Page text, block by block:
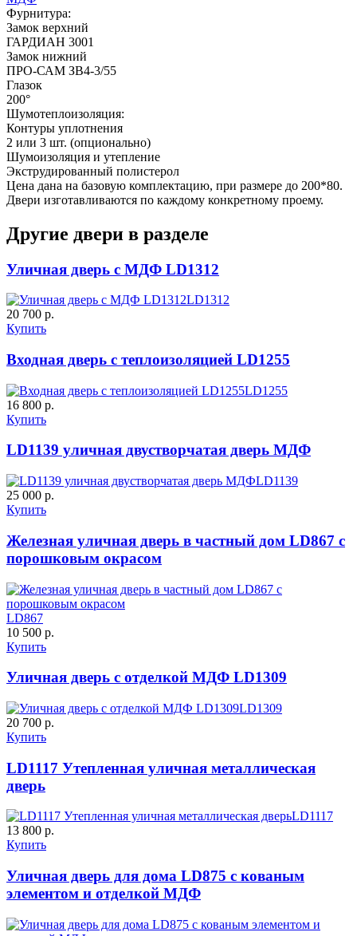
Порошковое напыление
"Крокодил"
Д-37 Н
ДНТ
ДУБ БЕЛЁНЫЙ
К-10 60 К-11 Н
Рисунок 15
C53
C59
Фурнитура:
Замок верхний
ГАРДИАН 3001
Замок нижний
ПРО-САМ ЗВ4-3/55
Глазок
200°
Шумотеплоизоляция:
Контуры уплотнения
2 или 3 шт. (опционально)
Шумоизоляция и утепление
Экструдированный полистерол
Цена дана на базовую комплектацию, при размере до 200*80.
Двери изготавливаются по каждому конкретному проему.
Другие двери в разделе
Уличная дверь с МДФ LD1312
LD1312
20 700 р.
Купить
Входная дверь с теплоизоляцией LD1255
LD1255
16 800 р.
Купить
LD1139 уличная двустворчатая дверь МДФ
LD1139
25 000 р.
Купить
Железная уличная дверь в частный дом LD867 с
порошковым окрасом
LD867
10 500 р.
Купить
Уличная дверь с отделкой МДФ LD1309
LD1309
20 700 р.
Купить
LD1117 Утепленная уличная металлическая
дверь
LD1117
13 800 р.
Купить
Уличная дверь для дома LD875 с кованым
элементом и отделкой МДФ